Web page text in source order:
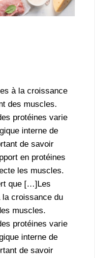
à la croissance
des muscles.
protéines varie
interne de
de savoir
en protéines
les muscles.
que […]Les
croissance du
muscles.
protéines varie
interne de
de savoir